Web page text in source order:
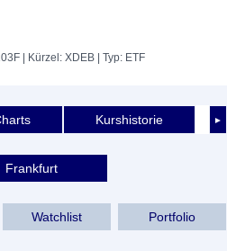
| Kürzel: XDEB | Typ: ETF
►
Kurshistorie
Frankfurt
Watchlist Portfolio